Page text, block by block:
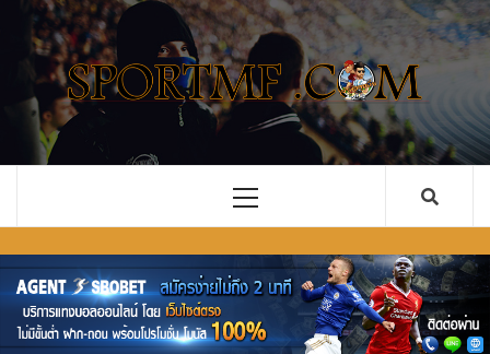
content
รวม ข่าว
ฟุตบอล
อัพเดตใหม่
ทั้งไทย และ
ต่างประเทศ
เว็บไซต์ ข่าวสารในวงการกีฬาลูกหนัง ทั้งไทยและ
ต่างประเทศ ที่จะคอยอัพเดตข่าวลือ ข่าวด่วน การ
ซื้อขายนักเตะ คอบอลอย่างคุณไม่ควรพลาด
Primary
Menu